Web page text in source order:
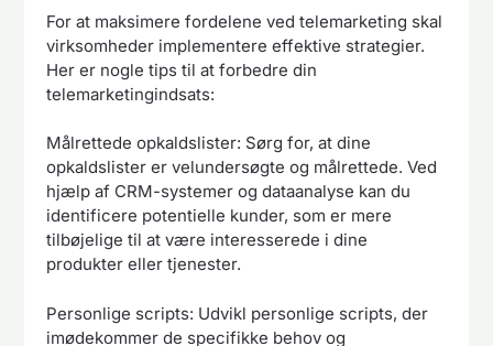
For at maksimere fordelene ved telemarketing skal
virksomheder implementere effektive strategier.
Her er nogle tips til at forbedre din
telemarketingindsats:
Målrettede opkaldslister: Sørg for, at dine
opkaldslister er velundersøgte og målrettede. Ved
hjælp af CRM-systemer og dataanalyse kan du
identificere potentielle kunder, som er mere
tilbøjelige til at være interesserede i dine
produkter eller tjenester.
Personlige scripts: Udvikl personlige scripts, der
imødekommer de specifikke behov og